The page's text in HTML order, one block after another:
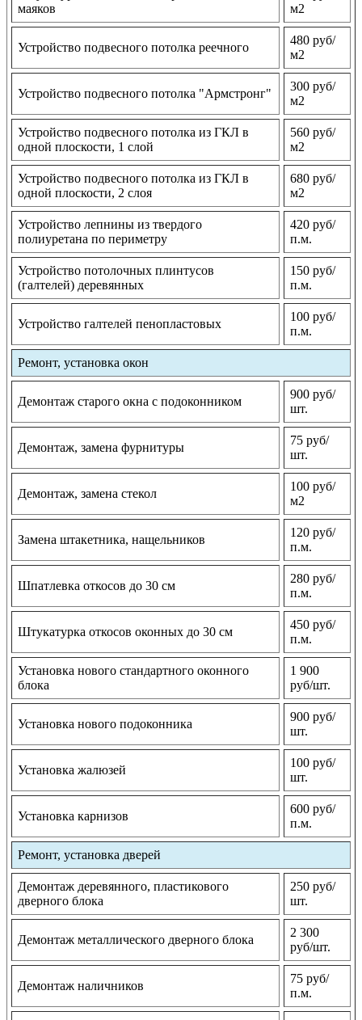
маяков
м2
Устройство подвесного потолка реечного
480 руб/
м2
Устройство подвесного потолка "Армстронг"
300 руб/
м2
Устройство подвесного потолка из ГКЛ в
одной плоскости, 1 слой
560 руб/
м2
Устройство подвесного потолка из ГКЛ в
одной плоскости, 2 слоя
680 руб/
м2
Устройство лепнины из твердого
полиуретана по периметру
420 руб/
п.м.
Устройство потолочных плинтусов
(галтелей) деревянных
150 руб/
п.м.
Устройство галтелей пенопластовых
100 руб/
п.м.
Ремонт, установка окон
Демонтаж старого окна с подоконником
900 руб/
шт.
Демонтаж, замена фурнитуры
75 руб/
шт.
Демонтаж, замена стекол
100 руб/
м2
Замена штакетника, нащельников
120 руб/
п.м.
Шпатлевка откосов до 30 см
280 руб/
п.м.
Штукатурка откосов оконных до 30 см
450 руб/
п.м.
Установка нового стандартного оконного
блока
1 900
руб/шт.
Установка нового подоконника
900 руб/
шт.
Установка жалюзей
100 руб/
шт.
Установка карнизов
600 руб/
п.м.
Ремонт, установка дверей
Демонтаж деревянного, пластикового
дверного блока
250 руб/
шт.
Демонтаж металлического дверного блока
2 300
руб/шт.
Демонтаж наличников
75 руб/
п.м.